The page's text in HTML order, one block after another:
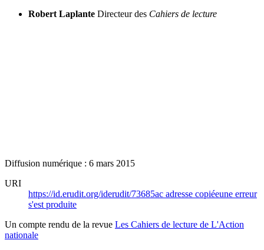
Robert Laplante Directeur des Cahiers de lecture
Diffusion numérique : 6 mars 2015
URI
https://id.erudit.org/iderudit/73685ac adresse copiéeune erreur
s'est produite
Un compte rendu de la revue Les Cahiers de lecture de L'Action
nationale